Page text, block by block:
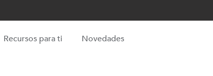
Recursos para ti Novedades